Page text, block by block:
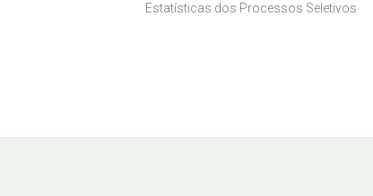
Estatísticas dos Processos Seletivos